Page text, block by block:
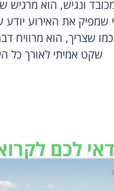
ונגיש, הוא מרגיש
שמפיק את האירוע יודע
שצריך, הוא מרוויח
שקט אמיתי לאורך כל
לכם